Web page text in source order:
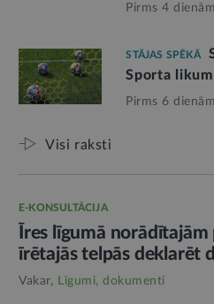
Pirms 4
STĀJAS SPĒKĀ
Sporta
Pirms 6
Visi raksti
E-KONSULTĀCIJA
Īres līgumā
īrētajās telpās deklarēt
Vakar, Līgumi, dokumenti